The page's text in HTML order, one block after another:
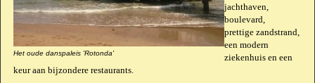
Het oude danspaleis 'Rotonda'
jachthaven,
boulevard,
prettige zandstrand,
een modern
ziekenhuis en een
keur aan bijzondere restaurants.